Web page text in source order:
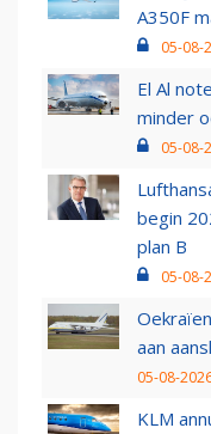
A350F
05-08-
El Al
minder
05-08-
begin
plan B
05-08-
aan
05-08-
KLM